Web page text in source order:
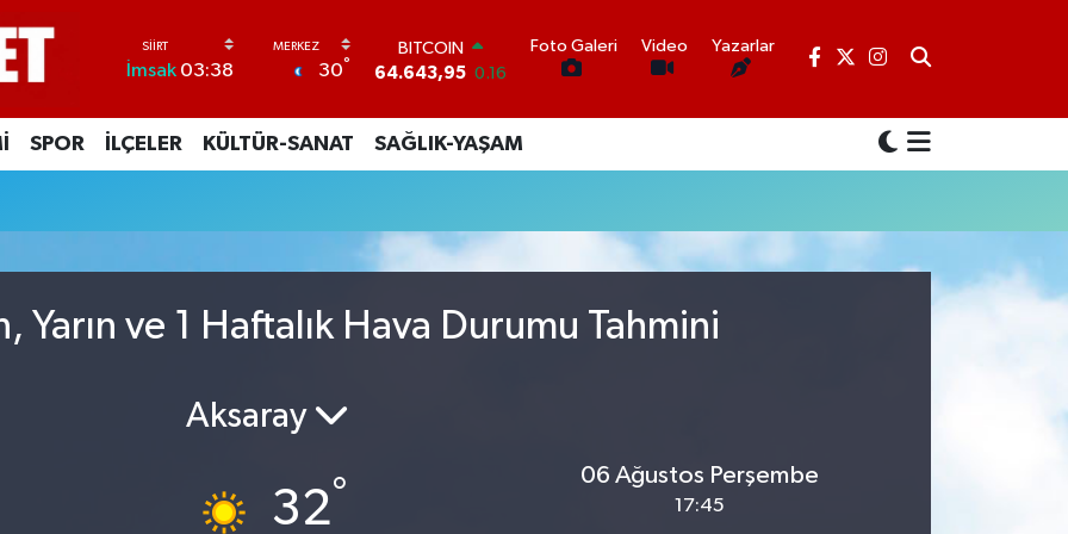
İmsak03:38 30°
BITCOIN
64.643,95 0.16
47,6006 0.06
EURO
55,0250 0.02
GRAM ALTIN
6513.94 0.32
13.799
70
Foto Galeri Video Yazarlar
SPOR İLÇELER KÜLTÜR-SANAT SAĞLIK-YAŞAM
Yarın ve 1 Haftalık Hava Durumu Tahmini
Aksaray
32°
06 Ağustos Perşembe
17:45